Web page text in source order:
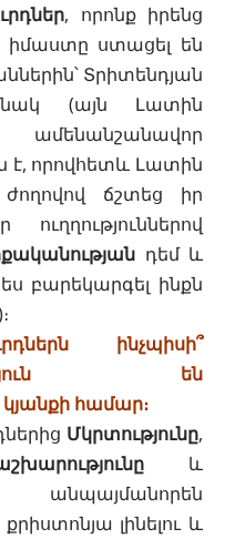
, որոնք իրենց
իմաստը ստացել են
Տրիտենդյան
(այն Լատին
է, որովհետև Լատին
ճշտեց իր
դեմ և
բարեկարգել ինքն
ինչպիսի՞
են
համար։
Մկրտությունը,
և
անպայմանորեն
լինելու և